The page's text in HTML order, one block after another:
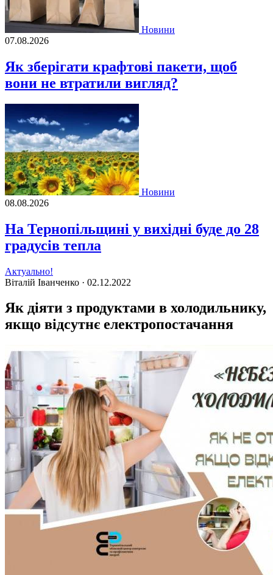
Новини
07.08.2026
Як зберігати крафтові пакети, щоб
вони не втратили вигляд?
Новини
08.08.2026
На Тернопільщині у вихідні буде до 28
градусів тепла
Актуально!
Віталій Іванченко · 02.12.2022
Як діяти з продуктами в холодильнику,
якщо відсутнє електропостачання